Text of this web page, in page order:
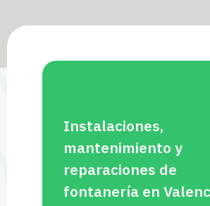
Instalaciones,
mantenimiento y
reparaciones de
fontanería en